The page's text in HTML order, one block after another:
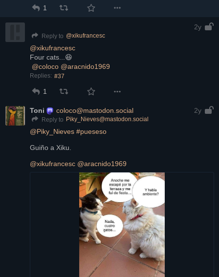
1
2y
Reply to @xikufrancesc
@xikufrancesc
Four cats...😆
@coloco @aracnido1969
Replies: #37
1
Toni coloco@mastodon.social 2y
Reply to Piky_Nieves@mastodon.social
@Piky_Nieves #pueseso
Guiño a Xiku.
@xikufrancesc @aracnido1969